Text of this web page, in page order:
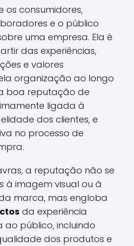
os consumidores,
e o público
uma empresa. Ela é
das experiências,
e valores
organização ao longo
boa reputação de
ligada à
dos clientes, e
no processo de
a reputação não se
à imagem visual ou à
marca, mas engloba
da experiência
público, incluindo
dos produtos e